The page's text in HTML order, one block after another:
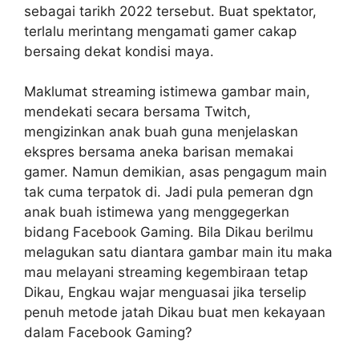
sebagai tarikh 2022 tersebut. Buat spektator,
terlalu merintang mengamati gamer cakap
bersaing dekat kondisi maya.
Maklumat streaming istimewa gambar main,
mendekati secara bersama Twitch,
mengizinkan anak buah guna menjelaskan
ekspres bersama aneka barisan memakai
gamer. Namun demikian, asas pengagum main
tak cuma terpatok di. Jadi pula pemeran dgn
anak buah istimewa yang menggegerkan
bidang Facebook Gaming. Bila Dikau berilmu
melagukan satu diantara gambar main itu maka
mau melayani streaming kegembiraan tetap
Dikau, Engkau wajar menguasai jika terselip
penuh metode jatah Dikau buat men kekayaan
dalam Facebook Gaming?